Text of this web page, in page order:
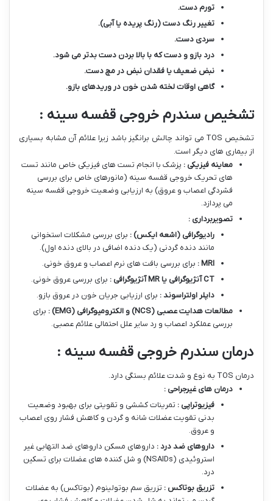
تورم دست.
تغییر رنگ دست (رنگ پریده یا آبی).
سردی دست.
درد بازو و دست که با بالا بردن دست بدتر می شود.
نبض ضعیف یا فقدان نبض در مچ دست.
گاهی اوقات لخته شدن خون در وریدهای بازو.
تشخیص سندرم خروجی قفسه سینه :
تشخیص TOS می تواند چالش برانگیز باشد زیرا علائم آن مشابه بسیاری
از بیماری های دیگر است.
معاینه فیزیکی : پزشک با انجام تست های فیزیکی خاص مانند تست
های تحریک خروجی قفسه سینه (مانورهای خاص برای بررسی
فشردگی اعصاب و عروق) به ارزیابی وضعیت خروجی قفسه سینه
می پردازد.
تصویربرداری :
رادیوگرافی (اشعه ایکس) : برای بررسی مشکلات استخوانی
مانند دنده گردنی (یک دنده اضافی در بالای دنده اول).
MRI
: برای بررسی بافت های نرم اعصاب و عروق خونی.
CTآنژیوگرافی یا آنژیوگرافی : برای بررسی عروق خونی.
داپلر اولتراسوند : برای ارزیابی جریان خون در عروق بازو.
مطالعات هدایت عصبی (NCS) و الکترومیوگرافی (EMG)
: برای
بررسی عملکرد اعصاب و رد سایر علل احتمالی علائم عصبی.
درمان سندرم خروجی قفسه سینه :
درمان TOS به نوع و شدت علائم بستگی دارد.
درمان های غیرجراحی :
فیزیوتراپی : تمرینات کششی و تقویتی برای بهبود وضعیت
بدنی تقویت عضلات شانه و گردن و کاهش فشار روی اعصاب
و عروق.
داروهای ضد درد : داروهای مسکن داروهای ضد التهابی غیر
استروئیدی (NSAIDs) و شل کننده های عضلات برای تسکین
درد.
تزریق بوتاکس : تزریق سم بوتولینوم (بوتاکس) به عضلات